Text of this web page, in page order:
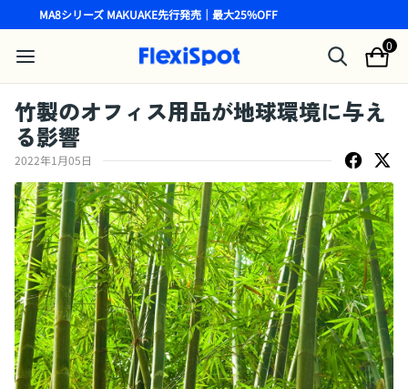
MA8シリーズ MAKUAKE先行発売｜最大25%OFF
0
竹製のオフィス用品が地球環境に与え
る影響
2022年1月05日